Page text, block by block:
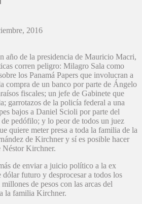
2016
año de la presidencia de Mauricio Macri,
corren peligro: Milagro Sala como
los Panamá Papers que involucran a
compra de un banco por parte de Ángelo
fiscales; un jefe de Gabinete que
garrotazos de la policía federal a una
bajos a Daniel Scioli por parte del
pedófilo; y lo peor de todos un juez
quiere meter presa a toda la familia de la
de Kirchner y sí es posible hacer
Néstor Kirchner.
de enviar a juicio político a la ex
dólar futuro y desprocesar a todos los
de pesos con las arcas del
la familia Kirchner.